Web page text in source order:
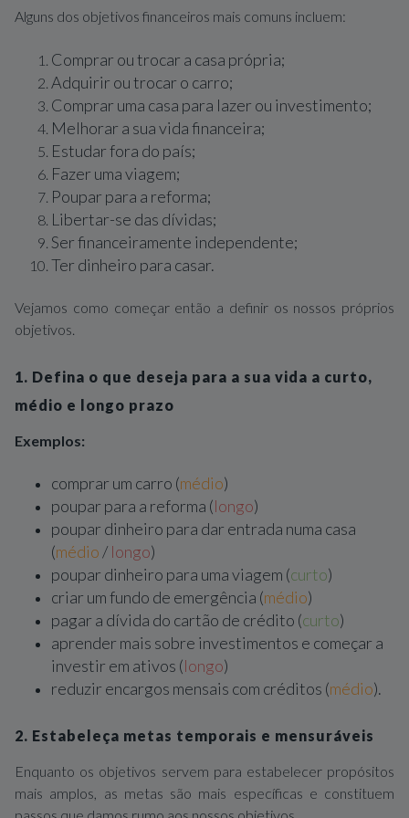
Alguns dos objetivos financeiros mais comuns incluem:
Comprar ou trocar a casa própria;
Adquirir ou trocar o carro;
Comprar uma casa para lazer ou investimento;
Melhorar a sua vida financeira;
Estudar fora do país;
Fazer uma viagem;
Poupar para a reforma;
Libertar-se das dívidas;
Ser financeiramente independente;
Ter dinheiro para casar.
Vejamos como começar então a definir os nossos próprios
objetivos.
1. Defina o que deseja para a sua vida a curto,
médio e longo prazo
Exemplos:
comprar um carro (médio)
poupar para a reforma (longo)
poupar dinheiro para dar entrada numa casa
(médio / longo)
poupar dinheiro para uma viagem (curto)
criar um fundo de emergência (médio)
pagar a dívida do cartão de crédito (curto)
aprender mais sobre investimentos e começar a
investir em ativos (longo)
reduzir encargos mensais com créditos (médio).
2. Estabeleça metas temporais e mensuráveis
Enquanto os objetivos servem para estabelecer propósitos
mais amplos, as metas são mais específicas e constituem